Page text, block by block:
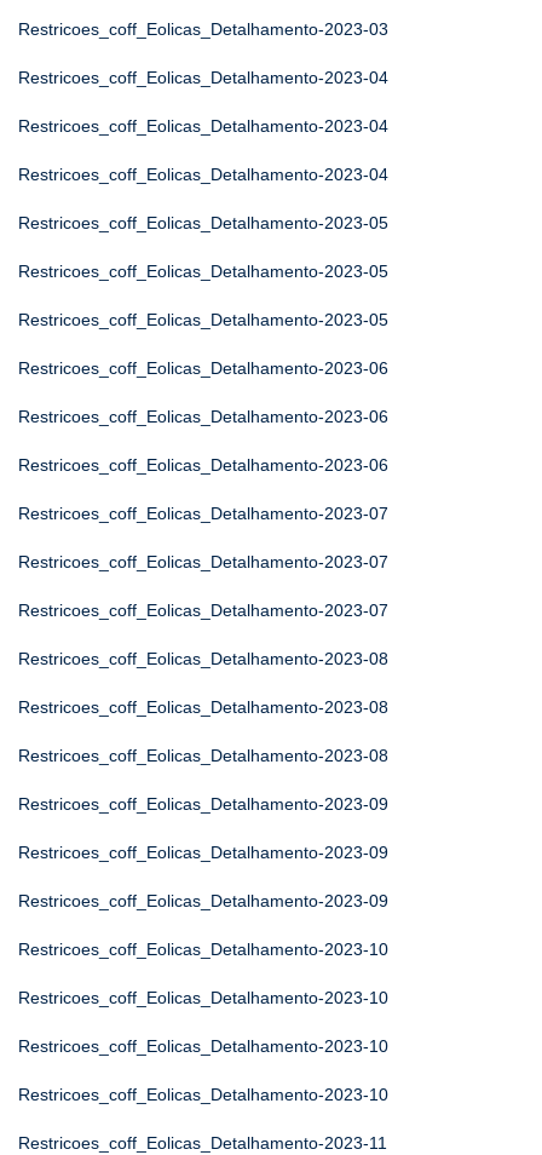
Restricoes_coff_Eolicas_Detalhamento-2023-03
Restricoes_coff_Eolicas_Detalhamento-2023-04
Restricoes_coff_Eolicas_Detalhamento-2023-04
Restricoes_coff_Eolicas_Detalhamento-2023-04
Restricoes_coff_Eolicas_Detalhamento-2023-05
Restricoes_coff_Eolicas_Detalhamento-2023-05
Restricoes_coff_Eolicas_Detalhamento-2023-05
Restricoes_coff_Eolicas_Detalhamento-2023-06
Restricoes_coff_Eolicas_Detalhamento-2023-06
Restricoes_coff_Eolicas_Detalhamento-2023-06
Restricoes_coff_Eolicas_Detalhamento-2023-07
Restricoes_coff_Eolicas_Detalhamento-2023-07
Restricoes_coff_Eolicas_Detalhamento-2023-07
Restricoes_coff_Eolicas_Detalhamento-2023-08
Restricoes_coff_Eolicas_Detalhamento-2023-08
Restricoes_coff_Eolicas_Detalhamento-2023-08
Restricoes_coff_Eolicas_Detalhamento-2023-09
Restricoes_coff_Eolicas_Detalhamento-2023-09
Restricoes_coff_Eolicas_Detalhamento-2023-09
Restricoes_coff_Eolicas_Detalhamento-2023-10
Restricoes_coff_Eolicas_Detalhamento-2023-10
Restricoes_coff_Eolicas_Detalhamento-2023-10
Restricoes_coff_Eolicas_Detalhamento-2023-10
Restricoes_coff_Eolicas_Detalhamento-2023-11